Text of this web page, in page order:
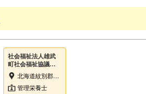
社会福祉法人雄武
町社会福祉協議会
雄武町立特別養護
老人ホーム雄愛園北海道紋別郡雄武町字雄武1885-3
管理栄養士